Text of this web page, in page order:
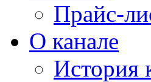
Прайс-
О канале
История